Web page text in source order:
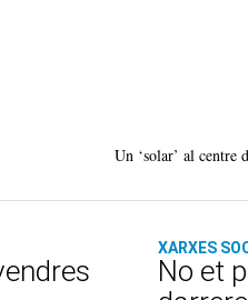
Un ‘solar’ al centre
XARXES
No et